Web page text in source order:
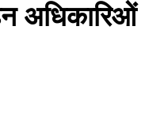
अधिकारिओं